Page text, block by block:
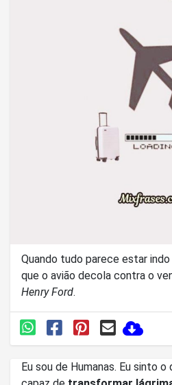
Quando tudo parece estar
que o avião decola contra o
Henry Ford.
Eu sou de Humanas. Eu sinto